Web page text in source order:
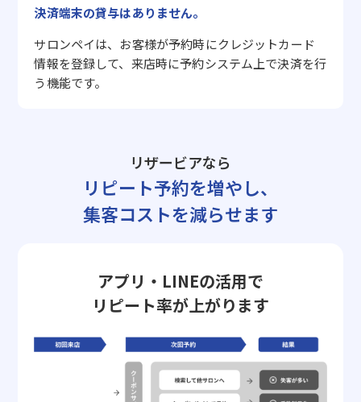
決済端末の貸与はありません。
サロンペイは、お客様が予約時にクレジットカード
情報を登録して、来店時に予約システム上で決済を行
う機能です。
リザービアなら
リピート予約を増やし、
集客コストを減らせます
アプリ・LINEの活用で
リピート率が上がります